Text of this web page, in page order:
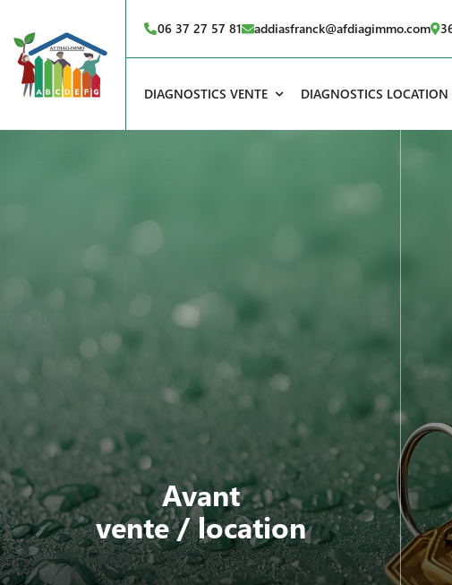
06 37 27 57 81 addiasfranck@afdiagimmo.com
DIAGNOSTICS VENTE DIAGNOSTICS LOCATION
Avant
vente / location